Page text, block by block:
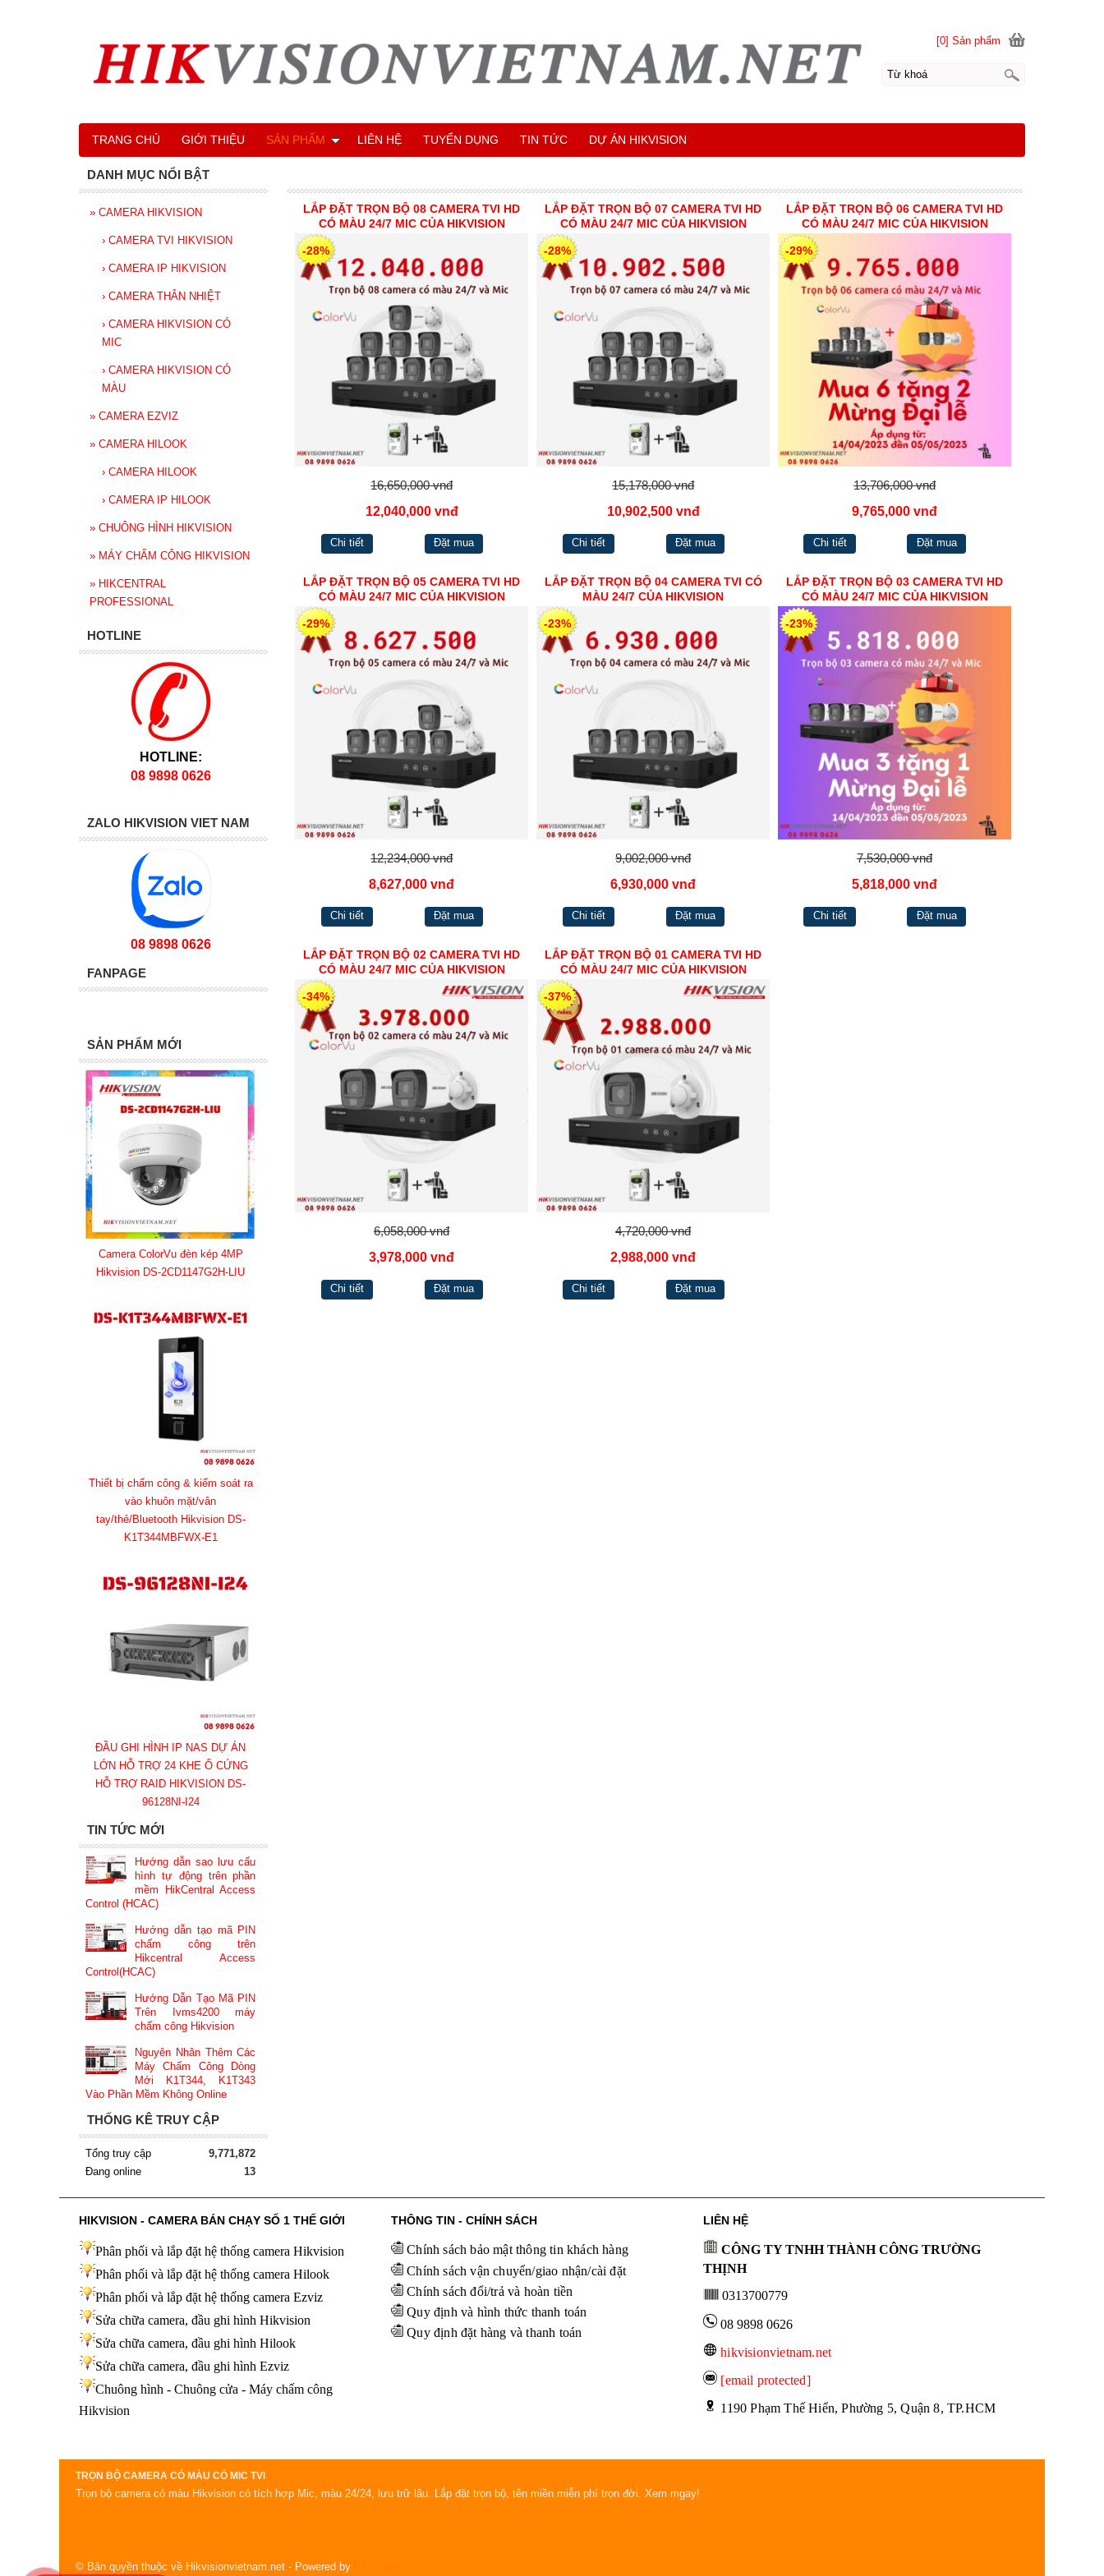
TRỌN BỘ CAMERA CÓ MÀU CÓ MIC TVI
Trọn bộ camera có màu Hikvision có tích hợp Mic, màu 24/24, lưu trữ lâu. Lắp đặt trọn bộ, tên miền miễn phí trọn đời. Xem mgay!
LẮP ĐẶT TRỌN BỘ 08 CAMERA TVI HD
CÓ MÀU 24/7 MIC CỦA HIKVISION
-28%
16,650,000 vnđ
12,040,000 vnđ
Chi tiết Đặt mua
LẮP ĐẶT TRỌN BỘ 07 CAMERA TVI HD
CÓ MÀU 24/7 MIC CỦA HIKVISION
-28%
15,178,000 vnđ
10,902,500 vnđ
Chi tiết Đặt mua
LẮP ĐẶT TRỌN BỘ 06 CAMERA TVI HD
CÓ MÀU 24/7 MIC CỦA HIKVISION
-29%
13,706,000 vnđ
9,765,000 vnđ
Chi tiết Đặt mua
LẮP ĐẶT TRỌN BỘ 05 CAMERA TVI HD
CÓ MÀU 24/7 MIC CỦA HIKVISION
-29%
12,234,000 vnđ
8,627,000 vnđ
Chi tiết Đặt mua
LẮP ĐẶT TRỌN BỘ 04 CAMERA TVI CÓ
MÀU 24/7 CỦA HIKVISION
-23%
9,002,000 vnđ
6,930,000 vnđ
Chi tiết Đặt mua
LẮP ĐẶT TRỌN BỘ 03 CAMERA TVI HD
CÓ MÀU 24/7 MIC CỦA HIKVISION
-23%
7,530,000 vnđ
5,818,000 vnđ
Chi tiết Đặt mua
LẮP ĐẶT TRỌN BỘ 02 CAMERA TVI HD
CÓ MÀU 24/7 MIC CỦA HIKVISION
-34%
6,058,000 vnđ
3,978,000 vnđ
Chi tiết Đặt mua
LẮP ĐẶT TRỌN BỘ 01 CAMERA TVI HD
CÓ MÀU 24/7 MIC CỦA HIKVISION
-37%
4,720,000 vnđ
2,988,000 vnđ
Chi tiết Đặt mua
DANH MỤC NỔI BẬT
» CAMERA HIKVISION
› CAMERA TVI HIKVISION
› CAMERA IP HIKVISION
› CAMERA THÂN NHIỆT
› CAMERA HIKVISION CÓ
MIC
› CAMERA HIKVISION CÓ
MÀU
» CAMERA EZVIZ
» CAMERA HILOOK
› CAMERA HILOOK
› CAMERA IP HILOOK
» CHUÔNG HÌNH HIKVISION
» MÁY CHẤM CÔNG HIKVISION
» HIKCENTRAL
PROFESSIONAL
HOTLINE
HOTLINE:
08 9898 0626
ZALO HIKVISION VIET NAM
08 9898 0626
FANPAGE
SẢN PHẨM MỚI
Camera ColorVu đèn kép 4MP
Hikvision DS-2CD1147G2H-LIU
Thiết bị chấm công & kiểm soát ra
vào khuôn mặt/vân
tay/thẻ/Bluetooth Hikvision DS-
K1T344MBFWX-E1
ĐẦU GHI HÌNH IP NAS DỰ ÁN
LỚN HỖ TRỢ 24 KHE Ổ CỨNG
HỖ TRỢ RAID HIKVISION DS-
96128NI-I24
TIN TỨC MỚI
Hướng dẫn sao lưu cấu
hình tự động trên phần
mềm HikCentral Access
Control (HCAC)
Hướng dẫn tạo mã PIN
chấm công trên
Hikcentral Access
Control(HCAC)
Hướng Dẫn Tạo Mã PIN
Trên Ivms4200 máy
chấm công Hikvision
Nguyên Nhân Thêm Các
Máy Chấm Công Dòng
Mới K1T344, K1T343
Vào Phần Mềm Không Online
THỐNG KÊ TRUY CẬP
Tổng truy cập
9,771,872
Đang online
13
[0] Sản phẩm
TRANG CHỦ GIỚI THIỆU SẢN PHẨM LIÊN HỆ TUYỂN DỤNG TIN TỨC DỰ ÁN HIKVISION
HIKVISION - CAMERA BÁN CHẠY SỐ 1 THẾ GIỚI
Phân phối và lắp đặt hệ thống camera Hikvision
Phân phối và lắp đặt hệ thống camera Hilook
Phân phối và lắp đặt hệ thống camera Ezviz
Sửa chữa camera, đầu ghi hình Hikvision
Sửa chữa camera, đầu ghi hình Hilook
Sửa chữa camera, đầu ghi hình Ezviz
Chuông hình - Chuông cửa - Máy chấm công
Hikvision
THÔNG TIN - CHÍNH SÁCH
Chính sách bảo mật thông tin khách hàng
Chính sách vận chuyển/giao nhận/cài đặt
Chính sách đổi/trả và hoàn tiền
Quy định và hình thức thanh toán
Quy định đặt hàng và thanh toán
LIÊN HỆ
CÔNG TY TNHH THÀNH CÔNG TRƯỜNG
THỊNH
0313700779
08 9898 0626
hikvisionvietnam.net
[email protected]
1190 Phạm Thế Hiển, Phường 5, Quận 8, TP.HCM
© Bản quyền thuộc về Hikvisionvietnam.net - Powered by